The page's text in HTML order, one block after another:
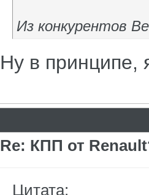
Из конкурентов
Ну в принципе,
Re: КПП от
Цитата: